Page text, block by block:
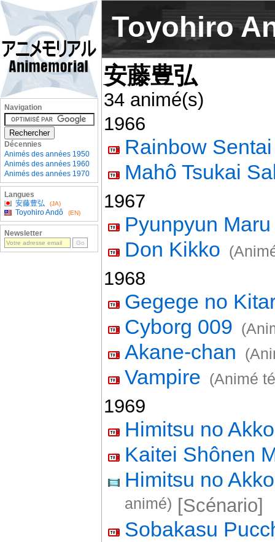
Toyohiro
安藤豊弘
34 animé(s)
1966
Rainbow
Mahô Tsukai
1967
Pyunpyun Maru
Don Kikko
1968
Gegege no
Cyborg 009
Akane-chan
Vampire (Animé
1969
Himitsu no
Kaitei Shônen
Himitsu no
animé) [Scénario]
Sobakasu
Navigation
Décennies
Animés des années 1950
Animés des années 1960
Animés des années 1970
Langues
安藤豊弘
(JA)
Toyohiro Andô (EN)
Newsletter